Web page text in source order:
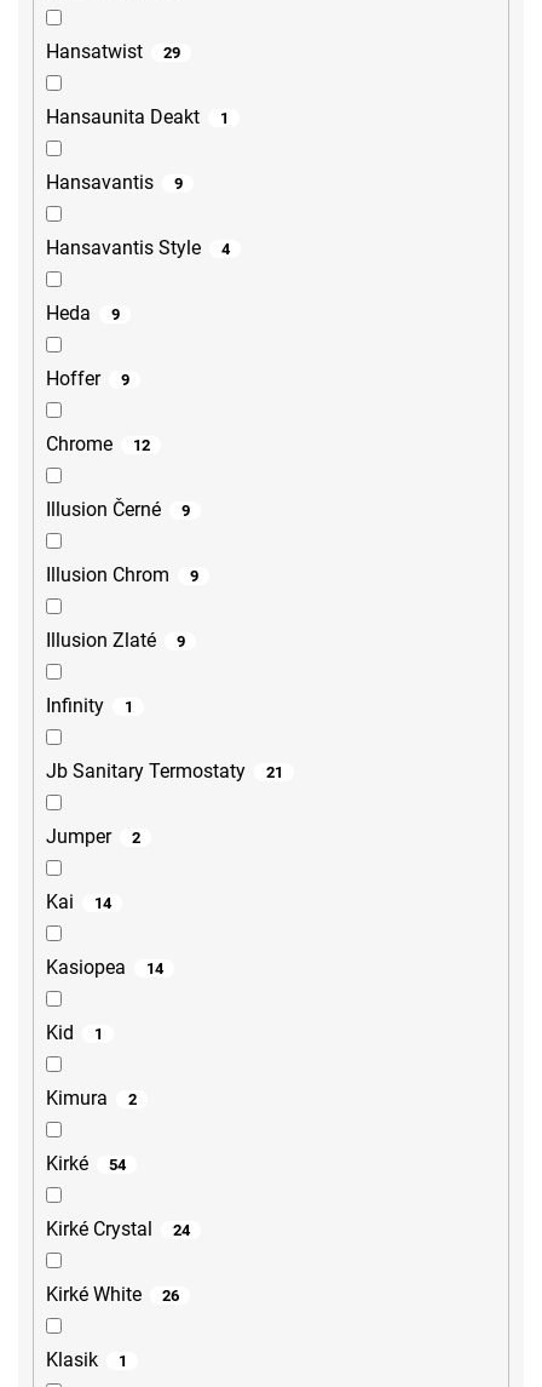
Hansatwist 29
Hansaunita Deakt 1
Hansavantis 9
Hansavantis Style 4
Heda 9
Hoffer 9
Chrome 12
Illusion Černé 9
Illusion Chrom 9
Illusion Zlaté 9
Infinity 1
Jb Sanitary Termostaty 21
Jumper 2
Kai 14
Kasiopea 14
Kid 1
Kimura 2
Kirké 54
Kirké Crystal 24
Kirké White 26
Klasik 1